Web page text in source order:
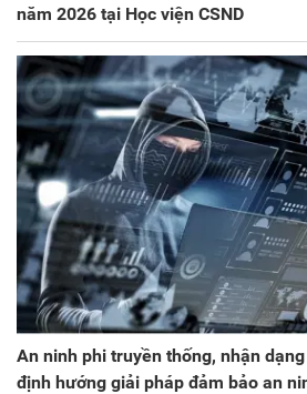
năm 2026 tại Học viện CSND
An ninh phi truyền thống, nhận
định hướng giải pháp đảm bảo an